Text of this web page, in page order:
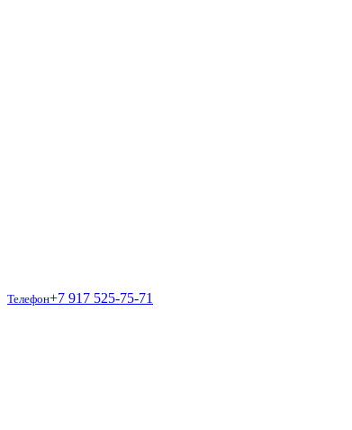
Телефон
Телефон+7 917 525-75-71